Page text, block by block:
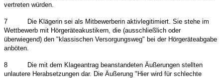
vertreten würden.
7
Die Klägerin sei als Mitbewerberin aktivlegitimiert. Sie stehe im
Wettbewerb mit Hörgeräteakustikern, die (ausschließlich oder
überwiegend) den "klassischen Versorgungsweg" bei der Hörgeräteabgabe
anböten.
8
Die mit dem Klageantrag beanstandeten Äußerungen stellten
unlautere Herabsetzungen dar. Die Äußerung "Hier wird für schlechte